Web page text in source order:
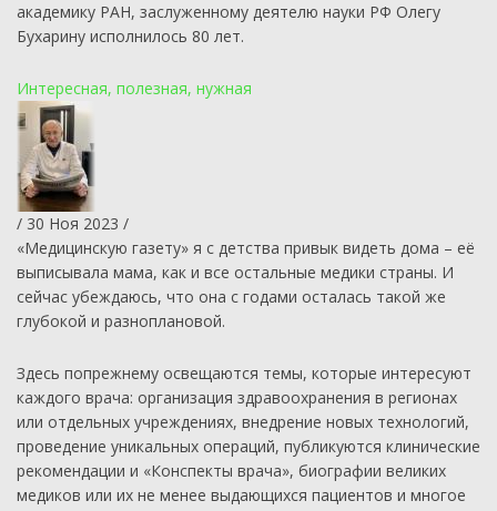
академику РАН, заслуженному деятелю науки РФ Олегу
Бухарину исполнилось 80 лет.
Интересная, полезная, нужная
/ 30 Ноя 2023 /
«Медицинскую газету» я с детства привык видеть дома – её
выписывала мама, как и все остальные медики страны. И
сейчас убеждаюсь, что она с годами осталась такой же
глубокой и разноплановой.
Здесь по­прежнему освещаются темы, которые интересуют
каждого врача: организация здравоохранения в регионах
или отдельных учреждениях, внедрение новых технологий,
проведение уникальных операций, публикуются клинические
рекомендации и «Конспекты врача», биографии великих
медиков или их не менее выдающихся пациентов и многое